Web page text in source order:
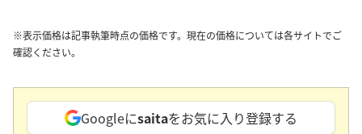
※表示価格は記事執筆時点の価格です。現在の価格については各サイトでご
確認ください。
Googleにsaitaをお気に入り登録する